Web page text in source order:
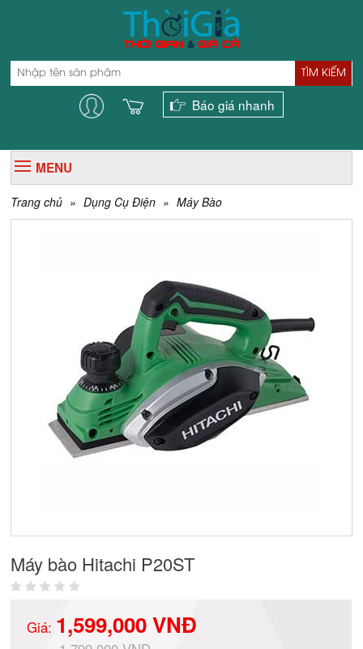
TÌM KIẾM
Báo giá nhanh
MENU
Trang chủ » Dụng Cụ Điện » Máy Bào
Máy bào Hitachi P20ST
Giá: 1,599,000 VNĐ